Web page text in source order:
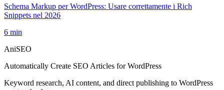
Schema Markup per WordPress: Usare correttamente i Rich
Snippets nel 2026
6 min
AniSEO
Automatically Create SEO Articles for WordPress
Keyword research, AI content, and direct publishing to WordPress